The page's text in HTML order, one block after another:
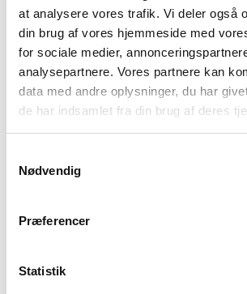
at analysere vores trafik. Vi deler også
din brug af vores hjemmeside med
for sociale medier,
analysepartnere. Vores partnere kan
data med andre oplysninger, du har
de har indsamlet fra din brug af deres
Nødvendig
Præferencer
Statistik
Virksomheder
Offentlige anlæg